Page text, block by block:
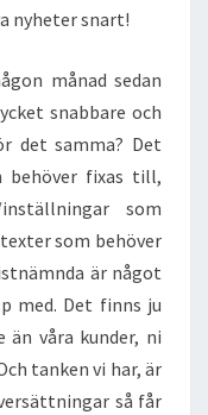
nyheter snart!
månad sedan
snabbare och
det samma? Det
behöver fixas till,
som
som behöver
är något
med. Det finns ju
våra kunder, ni
tanken vi har, är
så får